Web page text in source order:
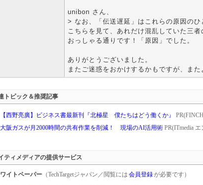
unibon さん、
> なお、「伝送遅延」はこれらの原因のひ
こちらを見て、あれだけ混乱していた三
おっしゃる通りです！「原因」でした。
ありがとうございました。
またご迷惑をおかけするかもですが、また
トピック＆推奨記事
【西野亮廣】ビジネス書最新刊『北極星 僕たちはどう働くか』
大阪ガスが月2000時間の共有作業を削減！ 現場のAI活用術 PR(ITmedia
ティメディアの提供サービス
イトペーパー （TechTargetジャパン／閲覧には 会員登録が必要です）